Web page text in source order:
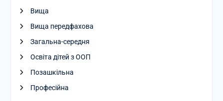
Вища
Вища передфахова
Загальна-середня
Освіта дітей з ООП
Позашкільна
Професійна